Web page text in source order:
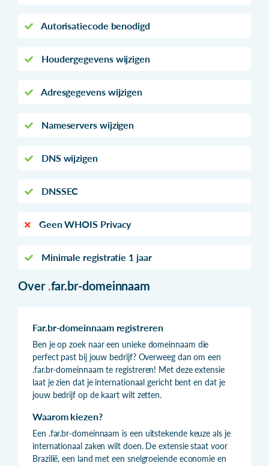
Autorisatiecode benodigd
Houdergegevens wijzigen
Adresgegevens wijzigen
Nameservers wijzigen
DNS wijzigen
DNSSEC
Geen WHOIS Privacy
Minimale registratie 1 jaar
Over .far.br-domeinnaam
Far.br-domeinnaam registreren
Ben je op zoek naar een unieke domeinnaam die
perfect past bij jouw bedrijf? Overweeg dan om een
.far.br-domeinnaam te registreren! Met deze extensie
laat je zien dat je internationaal gericht bent en dat je
jouw bedrijf op de kaart wilt zetten.
Waarom kiezen?
Een .far.br-domeinnaam is een uitstekende keuze als je
internationaal zaken wilt doen. De extensie staat voor
Brazilië, een land met een snelgroeiende economie en